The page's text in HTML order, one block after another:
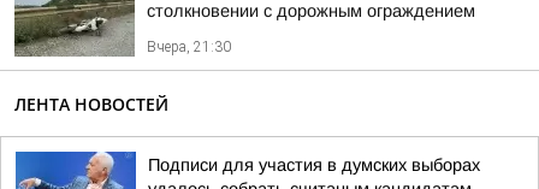
столкновении с дорожным ограждением
Вчера, 21:30
ЛЕНТА НОВОСТЕЙ
Подписи для участия в думских выборах